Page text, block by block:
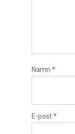
Namn *
E-post*